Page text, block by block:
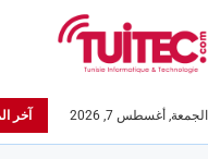
الجمعة, أغسطس 7, 2026 آخر